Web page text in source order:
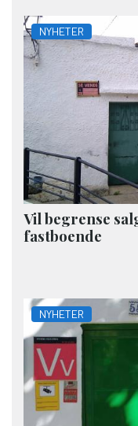
NYHETER
Vil begrense
fastboende
NYHETER